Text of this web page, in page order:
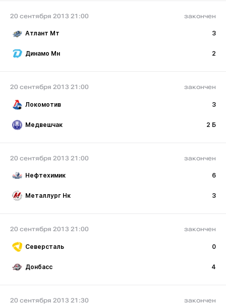
20 сентября 2013 21:00 закончен
Атлант Мт 3
Динамо Мн 2
20 сентября 2013 21:00 закончен
Локомотив 3
Медвешчак 2 Б
20 сентября 2013 21:00 закончен
Нефтехимик 6
Металлург Нк 3
20 сентября 2013 21:00 закончен
Северсталь 0
Донбасс 4
20 сентября 2013 21:30 закончен